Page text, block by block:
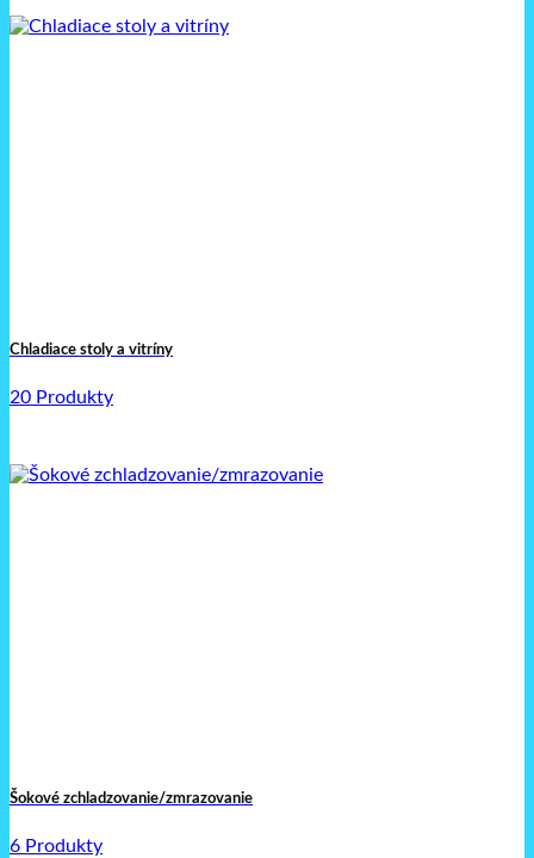
Chladiace stoly a vitríny
20 Produkty
Šokové zchladzovanie/zmrazovanie
6 Produkty